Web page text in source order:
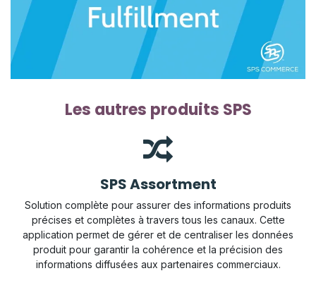
Les autres produits SPS
SPS Assortment
Solution complète pour assurer des informations produits
précises et complètes à travers tous les canaux. Cette
application permet de gérer et de centraliser les données
produit pour garantir la cohérence et la précision des
informations diffusées aux partenaires commerciaux.